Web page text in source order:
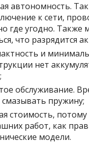
автономность. Так
к сети,
где угодно. Также
что разрядится
и
нет
обслуживание.
пружину;
стоимость,
работ, как
модели.